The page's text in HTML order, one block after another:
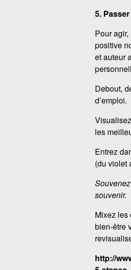
5.
Pour
positive
et auteur
Debout,
d’emploi.
les
Entrez
(du violet
souvenir.
Mixez les
bien-être
http://